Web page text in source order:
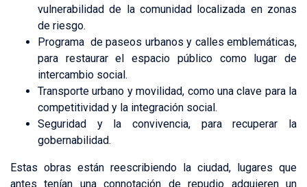
vulnerabilidad de la comunidad localizada en zonas
de riesgo.
Programa de paseos urbanos y calles emblemáticas,
para restaurar el espacio público como lugar de
intercambio social.
Transporte urbano y movilidad, como una clave para la
competitividad y la integración social.
Seguridad y la convivencia, para recuperar la
gobernabilidad.
Estas obras están reescribiendo la ciudad, lugares que
antes tenían una connotación de repudio adquieren un